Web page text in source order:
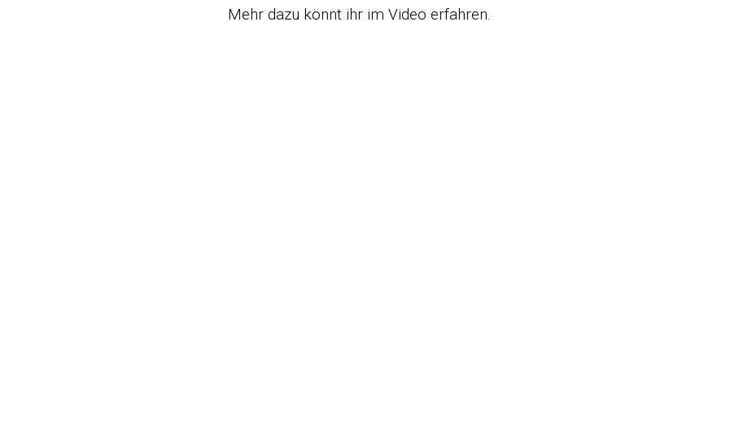
Mehr dazu könnt ihr im Video erfahren.